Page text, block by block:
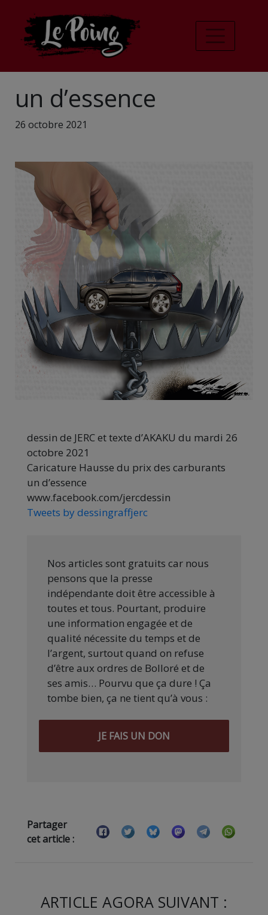
un d’essence
26 octobre 2021
dessin de JERC et texte d’AKAKU du mardi 26
octobre 2021
Caricature Hausse du prix des carburants
un d’essence
www.facebook.com/jercdessin
Tweets by dessingraffjerc
Nos articles sont gratuits car nous
pensons que la presse
indépendante doit être accessible à
toutes et tous. Pourtant, produire
une information engagée et de
qualité nécessite du temps et de
l’argent, surtout quand on refuse
d’être aux ordres de Bolloré et de
ses amis… Pourvu que ça dure ! Ça
tombe bien, ça ne tient qu’à vous :
JE FAIS UN DON
Partager
cet article :
ARTICLE AGORA SUIVANT :